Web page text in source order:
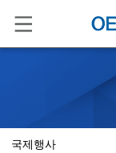
검색
국제행사